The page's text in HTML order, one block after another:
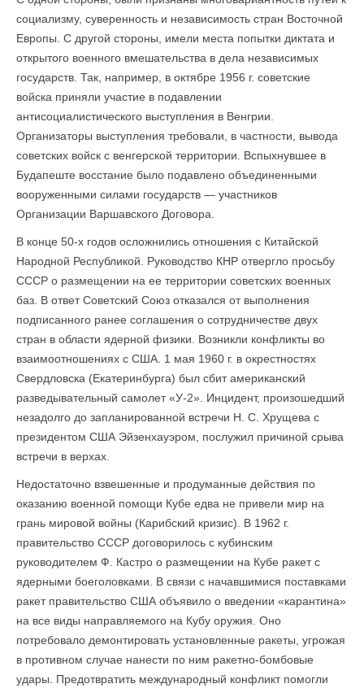
социализму, суверенность и независимость стран Восточной
Европы. С другой стороны, имели места попытки диктата и
открытого военного вмешательства в дела независимых
государств. Так, например, в октябре 1956 г. советские
войска приняли участие в подавлении
антисоциалистического выступления в Венгрии.
Организаторы выступления требовали, в частности, вывода
советских войск с венгерской территории. Вспыхнувшее в
Будапеште восстание было подавлено объединенными
вооруженными силами государств — участников
Организации Варшавского Договора.
В конце 50-х годов осложнились отношения с Китайской
Народной Республикой. Руководство КНР отвергло просьбу
СССР о размещении на ее территории советских военных
баз. В ответ Советский Союз отказался от выполнения
подписанного ранее соглашения о сотрудничестве двух
стран в области ядерной физики. Возникли конфликты во
взаимоотношениях с США. 1 мая 1960 г. в окрестностях
Свердловска (Екатеринбурга) был сбит американский
разведывательный самолет «У-2». Инцидент, произошедший
незадолго до запланированной встречи Н. С. Хрущева с
президентом США Эйзенхауэром, послужил причиной срыва
встречи в верхах.
Недостаточно взвешенные и продуманные действия по
оказанию военной помощи Кубе едва не привели мир на
грань мировой войны (Карибский кризис). В 1962 г.
правительство СССР договорилось с кубинским
руководителем Ф. Кастро о размещении на Кубе ракет с
ядерными боеголовками. В связи с начавшимися поставками
ракет правительство США объявило о введении «карантина»
на все виды направляемого на Кубу оружия. Оно
потребовало демонтировать установленные ракеты, угрожая
в противном случае нанести по ним ракетно-бомбовые
удары. Предотвратить международный конфликт помогли